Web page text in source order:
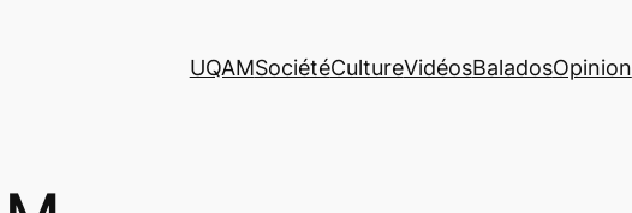
UQAMSociétéCultureVidéosBaladosOpinion